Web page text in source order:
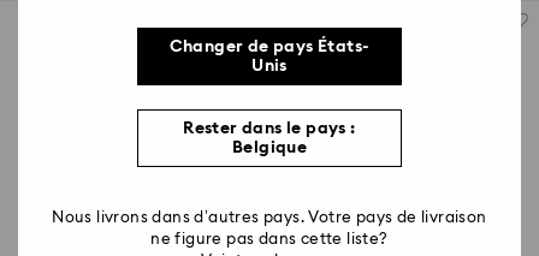
Changer de pays États-
Unis
Rester dans le pays :
Belgique
Nous livrons dans d’autres pays. Votre pays de livraison
ne figure pas dans cette liste?